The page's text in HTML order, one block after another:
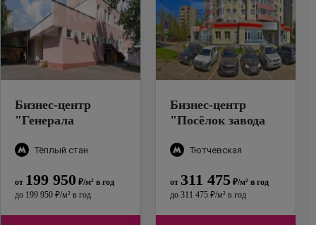
Бизнес-центр
"Генерала
Тёплый стан
от 199 950 ₽/м² в год
до 199 950 ₽/м² в год
Бизнес-центр
"Посёлок завода
Тютчевская
от 311 475 ₽/м² в год
до 311 475 ₽/м² в год